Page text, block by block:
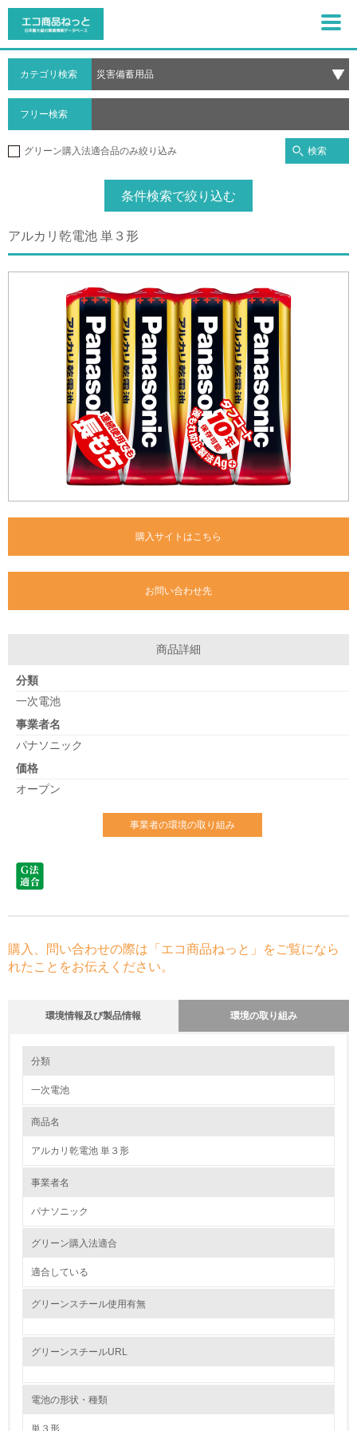
カテゴリ検索
フリー検索
グリーン購入法適合品のみ絞り込み 検索
条件検索で絞り込む
アルカリ乾電池 単３形
購入サイトはこちら
お問い合わせ先
商品詳細
分類
一次電池
事業者名
パナソニック
価格
オープン
事業者の環境の取り組み
購入、問い合わせの際は「エコ商品ねっと」をご覧になら
れたことをお伝えください。
環境情報及び製品情報 環境の取り組み
1.環境取り組み体制
分類
一次電池
商品名
アルカリ乾電池 単３形
事業者名
パナソニック
グリーン購入法適合
適合している
グリーンスチール使用有無
グリーンスチールURL
電池の形状・種類
単３形